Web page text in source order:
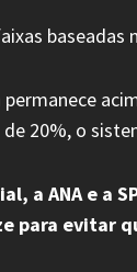
baseadas
20%, o
a ANA e a
para evitar